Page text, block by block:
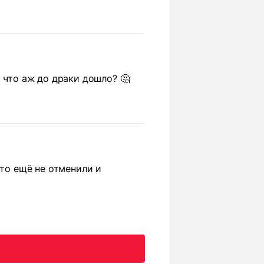
что аж до драки дошло? 🤔
ещё не отменили и